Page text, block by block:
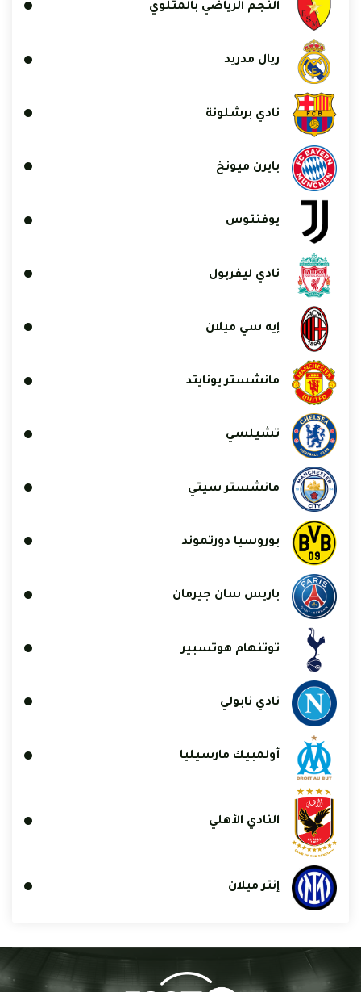
النجم الرياضي بالمتلوي
ريال مدريد
نادي برشلونة
بايرن ميونخ
يوفنتوس
نادي ليفربول
إيه سي ميلان
مانشستر يونايتد
تشيلسي
مانشستر سيتي
بوروسيا دورتموند
باريس سان جيرمان
توتنهام هوتسبير
نادي نابولي
أولمبيك مارسيليا
النادي الأهلي
إنتر ميلان